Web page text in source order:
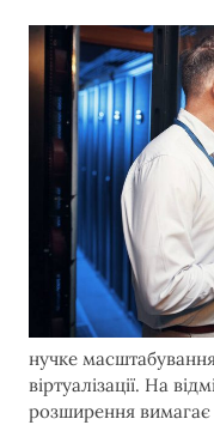
нучке
віртуалізації. На
розширення вимагає